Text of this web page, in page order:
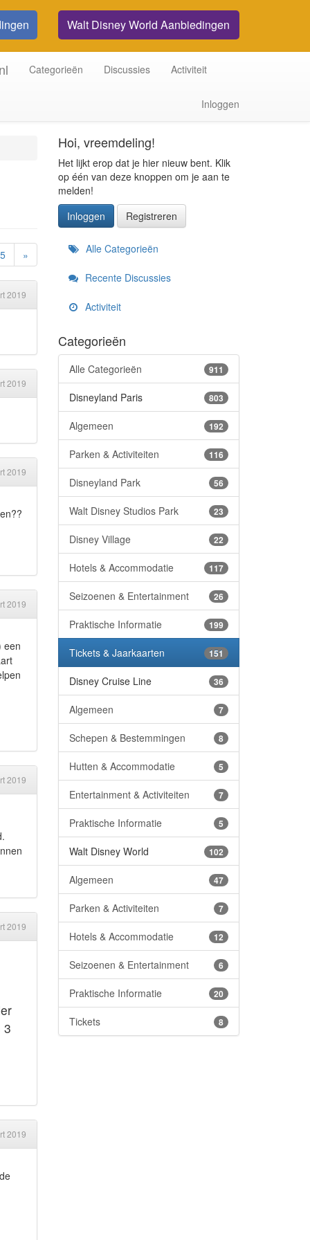
Walt Disney World Aanbiedingen
Categorieën Discussies Activiteit
Inloggen
»
2019
2019
2019
2019
een
2019
2019
3
2019
Hoi, vreemdeling!
Het lijkt erop dat je hier nieuw bent. Klik
op één van deze knoppen om je aan te
melden!
Inloggen
Registreren
Snelkoppelingen
Alle Categorieën
Recente Discussies
Activiteit
Categorieën
911
Alle Categorieën
803
Disneyland Paris
192
Algemeen
116
Parken & Activiteiten
56
Disneyland Park
23
Walt Disney Studios Park
22
Disney Village
117
Hotels & Accommodatie
26
Seizoenen & Entertainment
199
Praktische Informatie
151
Tickets & Jaarkaarten
36
Disney Cruise Line
7
Algemeen
8
Schepen & Bestemmingen
5
Hutten & Accommodatie
7
Entertainment & Activiteiten
5
Praktische Informatie
102
Walt Disney World
47
Algemeen
7
Parken & Activiteiten
12
Hotels & Accommodatie
6
Seizoenen & Entertainment
20
Praktische Informatie
8
Tickets